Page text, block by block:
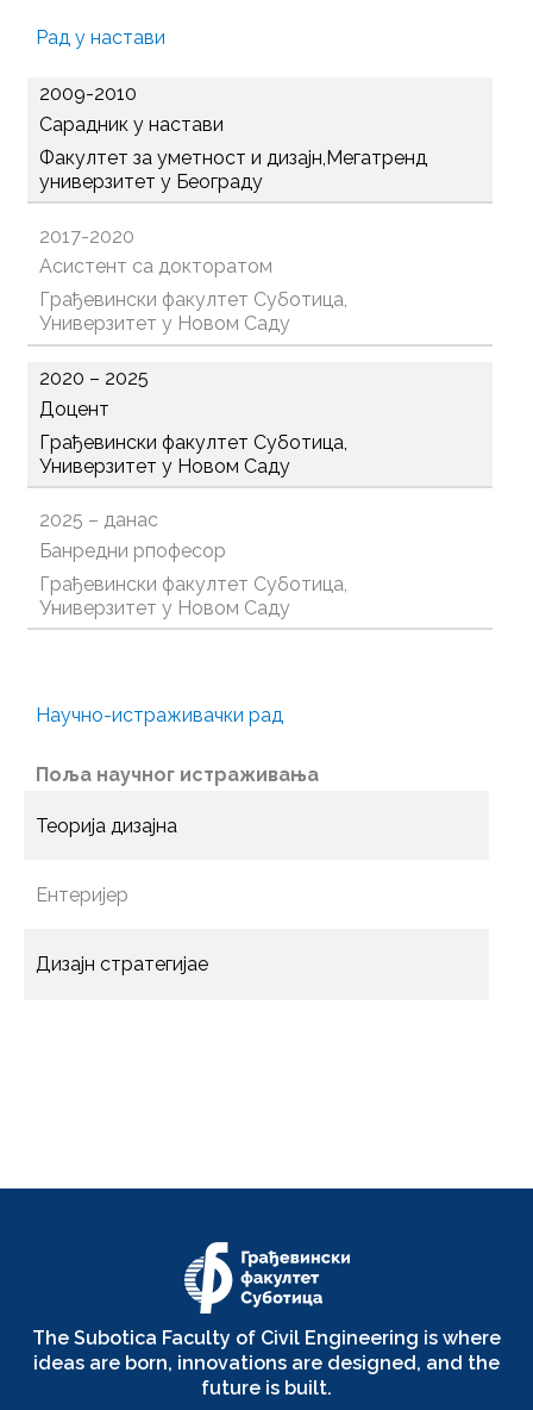
Рад у настави
2009-2010
Сарадник у настави
Факултет за уметност и дизајн,Мегатренд
универзитет у Београду
2017-2020
Асистент са докторатом
Грађевински факултет Суботица,
Универзитет у Новом Саду
2020 – 2025
Доцент
Грађевински факултет Суботица,
Универзитет у Новом Саду
2025 – данас
Банредни рпофесор
Грађевински факултет Суботица,
Универзитет у Новом Саду
Научно-истраживачки рад
Поља научног истраживања
Теорија дизајна
Ентеријер
Дизајн стратегијае
The Subotica Faculty of Civil Engineering is where
ideas are born, innovations are designed, and the
future is built.